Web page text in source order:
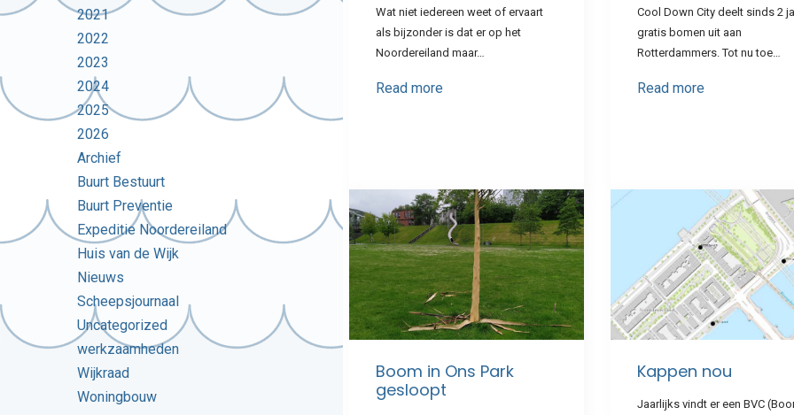
Wat niet iedereen weet of ervaart
als bijzonder is dat er op het
Noordereiland maar…
Read more
Cool Down City deelt sinds 2
gratis bomen uit aan
Rotterdammers. Tot nu toe…
Read more
Boom in Ons Park
gesloopt
Kappen nou
Jaarlijks vindt er een BVC
2021
2022
2023
2024
2025
2026
Archief
Buurt Bestuurt
Buurt Preventie
Expeditie Noordereiland
Huis van de Wijk
Nieuws
Scheepsjournaal
Uncategorized
werkzaamheden
Wijkraad
Woningbouw